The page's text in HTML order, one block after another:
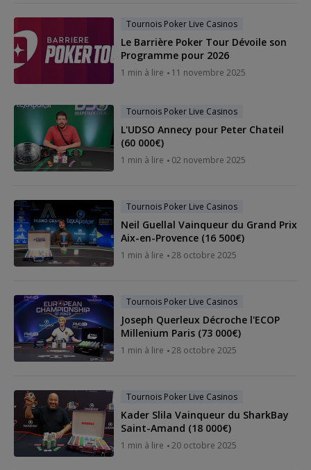
Tournois Poker Live Casinos
Le Barrière Poker Tour Dévoile son
Programme pour 2026
1 min à lire 11 novembre 2025
Tournois Poker Live Casinos
L'UDSO Annecy pour Peter Chateil
(60 000€)
1 min à lire 02 novembre 2025
Tournois Poker Live Casinos
Neil Guellal Vainqueur du Grand Prix
Aix-en-Provence (16 500€)
1 min à lire 28 octobre 2025
Tournois Poker Live Casinos
Joseph Querleux Décroche l'ECOP
Millenium Paris (73 000€)
1 min à lire 28 octobre 2025
Tournois Poker Live Casinos
Kader Slila Vainqueur du SharkBay
Saint-Amand (18 000€)
1 min à lire 20 octobre 2025